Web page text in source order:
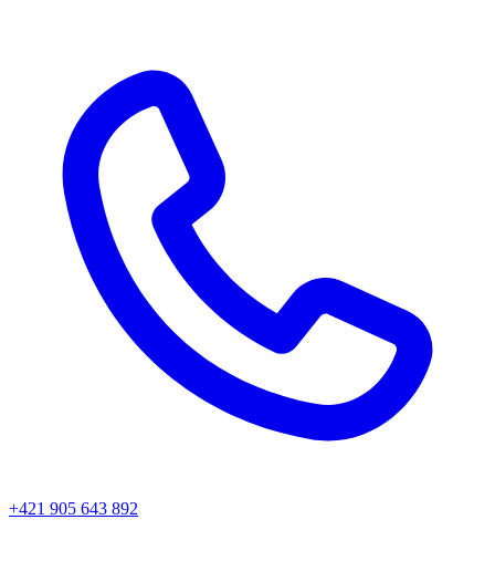
+421 905 643 892